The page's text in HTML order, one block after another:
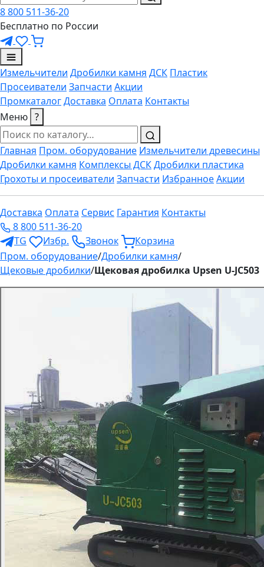
8 800 511-36-20
Бесплатно по России
Измельчители Дробилки камня ДСК Пластик
Просеиватели Запчасти Акции
ПромкаталогДоставка Оплата Контакты
Меню ?
Главная Пром. оборудование Измельчители древесины
Дробилки камня Комплексы ДСКДробилки пластика
Грохоты и просеиватели Запчасти ИзбранноеАкции
Доставка Оплата Сервис Гарантия Контакты
8 800 511-36-20
TG
Избр. Звонок
Корзина
Пром. оборудование/Дробилки камня/
Щековые дробилки/Щековая дробилка Upsen U-JC503